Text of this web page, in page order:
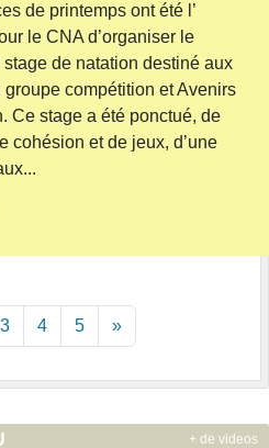
de printemps ont été l’
le CNA d’organiser le
de natation destiné aux
groupe compétition et Avenirs
Ce stage a été ponctué, de
cohésion et de jeux, d’une
3 4 5 »
+ de videos